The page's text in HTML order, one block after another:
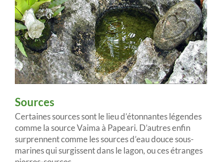
Sources
Certaines sources sont le lieu d’étonnantes légendes
comme la source Vaima à Papeari. D’autres enfin
surprennent comme les sources d’eau douce sous-
marines qui surgissent dans le lagon, ou ces étranges